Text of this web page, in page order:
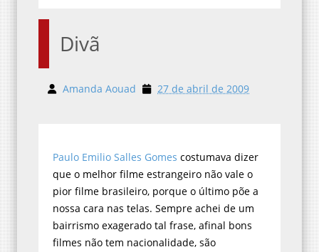
Divã
Amanda Aouad 27 de abril de 2009
Paulo Emilio Salles Gomes costumava dizer
que o melhor filme estrangeiro não vale o
pior filme brasileiro, porque o último põe a
nossa cara nas telas. Sempre achei de um
bairrismo exagerado tal frase, afinal bons
filmes não tem nacionalidade, são